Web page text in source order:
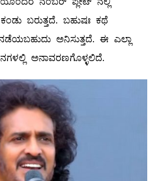
ಬರುತ್ತದೆ. ಬಹುಷಃ ಕಥೆ
ಅನಿಸುತ್ತದೆ. ಈ ಎಲ್ಲಾ
ಅನಾವರಣಗೊಳ್ಳಲಿದೆ.